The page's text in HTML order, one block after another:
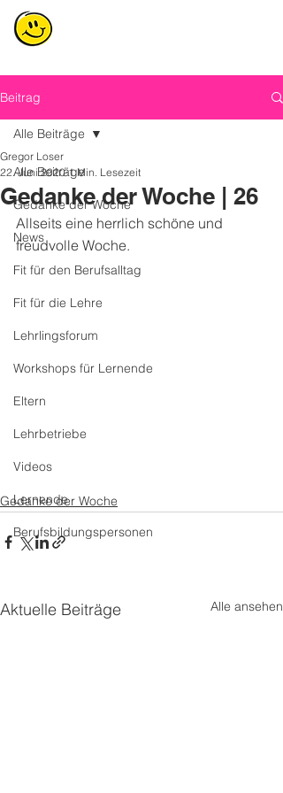
Beitrag
Alle Beiträge
Gedanke der Woche
News
Fit für den Berufsalltag
Fit für die Lehre
Lehrlingsforum
Workshops für Lernende
Eltern
Lehrbetriebe
Videos
Lernende
Berufsbildungspersonen
Alle Beiträge
Gedanke der Woche | 26
Gregor Loser
22. Juni 2020 1 Min. Lesezeit
Allseits eine herrlich schöne und
freudvolle Woche.
Gedanke der Woche
Aktuelle Beiträge Alle ansehen